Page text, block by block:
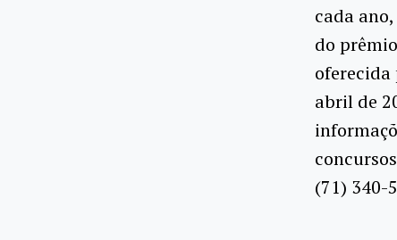
cada
do
oferecida
abril de
(71) 340-